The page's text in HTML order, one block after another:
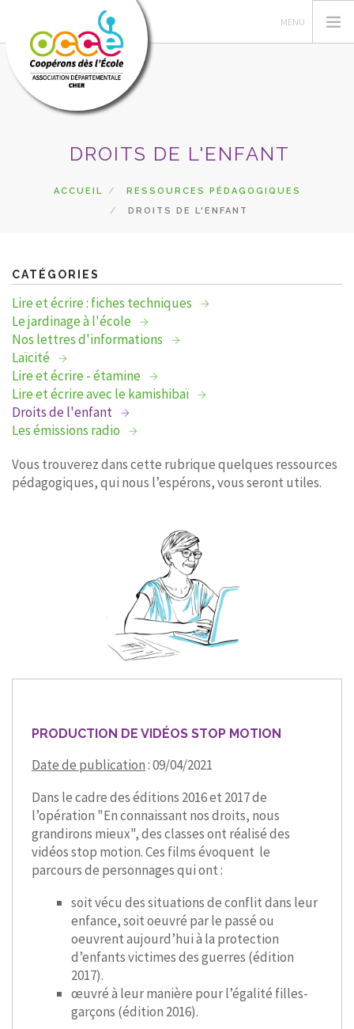
ACTIONS PÉDAGOGIQUES
GÉRER SA COOPÉRATIVE
PRETS
RECHERCHER
CONTACT
DROITS DE L'ENFANT
ACCUEIL
RESSOURCES PÉDAGOGIQUES
DROITS DE L'ENFANT
CATÉGORIES
Lire et écrire : fiches techniques
Le jardinage à l'école
Nos lettres d'informations
Laïcité
Lire et écrire - étamine
Lire et écrire avec le kamishibaï
Droits de l'enfant
Les émissions radio
Vous trouverez dans cette rubrique quelques ressources
pédagogiques, qui nous l’espérons, vous seront utiles.
PRODUCTION DE VIDÉOS STOP MOTION
Date de publication: 09/04/2021
Dans le cadre des éditions 2016 et 2017 de
l’opération "En connaissant nos droits, nous
grandirons mieux", des classes ont réalisé des
vidéos stop motion. Ces films évoquent le
parcours de personnages qui ont :
soit vécu des situations de conflit dans leur
enfance, soit oeuvré par le passé ou
oeuvrent aujourd’hui à la protection
d’enfants victimes des guerres (édition
2017).
œuvré à leur manière pour l’égalité filles-
garçons (édition 2016).